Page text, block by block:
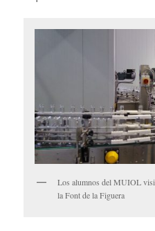
Los alumnos del MUIOL
la Font de la Figuera